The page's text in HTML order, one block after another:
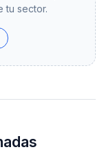
tu sector.